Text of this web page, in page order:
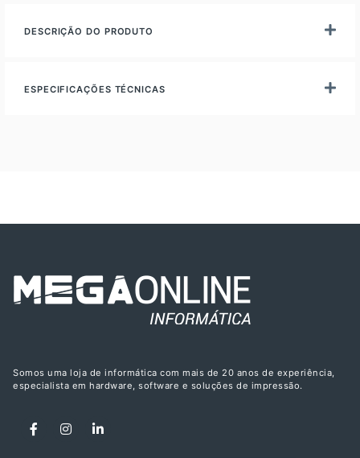
DESCRIÇÃO DO PRODUTO
ESPECIFICAÇÕES TÉCNICAS
Somos uma loja de informática com mais de 20 anos de experiência,
especialista em hardware, software e soluções de impressão.